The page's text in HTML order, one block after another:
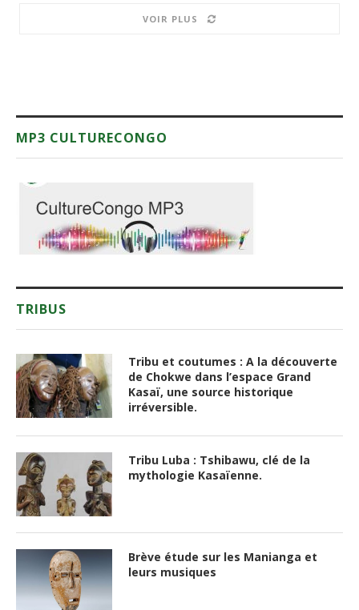
VOIR PLUS
MP3 CULTURECONGO
TRIBUS
Tribu et coutumes : A la découverte
de Chokwe dans l’espace Grand
Kasaï, une source historique
irréversible.
Tribu Luba : Tshibawu, clé de la
mythologie Kasaïenne.
Brève étude sur les Manianga et
leurs musiques